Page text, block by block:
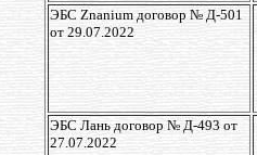
ЭБС Znanium договор № Д-501
от 29.07.2022
ЭБС Лань договор № Д-493 от
27.07.2022